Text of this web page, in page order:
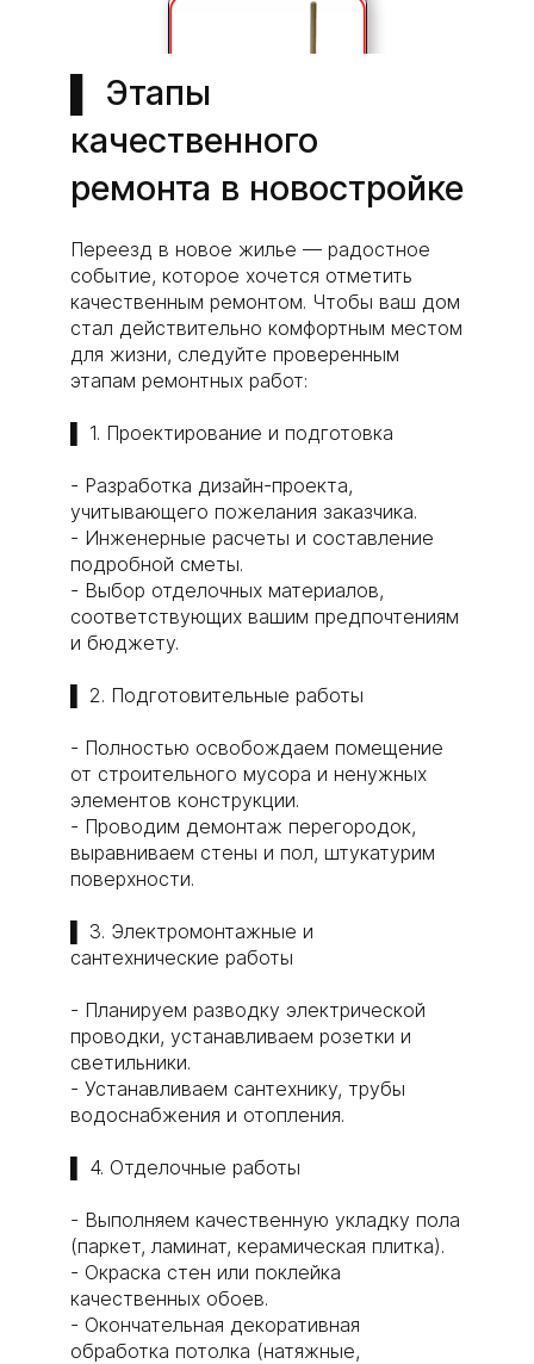
▌ Этапы
качественного
ремонта в новостройке
Переезд в новое жилье — радостное
событие, которое хочется отметить
качественным ремонтом. Чтобы ваш дом
стал действительно комфортным местом
для жизни, следуйте проверенным
этапам ремонтных работ:
▌ 1. Проектирование и подготовка
- Разработка дизайн-проекта,
учитывающего пожелания заказчика.
- Инженерные расчеты и составление
подробной сметы.
- Выбор отделочных материалов,
соответствующих вашим предпочтениям
и бюджету.
▌ 2. Подготовительные работы
- Полностью освобождаем помещение
от строительного мусора и ненужных
элементов конструкции.
- Проводим демонтаж перегородок,
выравниваем стены и пол, штукатурим
поверхности.
▌ 3. Электромонтажные и
сантехнические работы
- Планируем разводку электрической
проводки, устанавливаем розетки и
светильники.
- Устанавливаем сантехнику, трубы
водоснабжения и отопления.
▌ 4. Отделочные работы
- Выполняем качественную укладку пола
(паркет, ламинат, керамическая плитка).
- Окраска стен или поклейка
качественных обоев.
- Окончательная декоративная
обработка потолка (натяжные,